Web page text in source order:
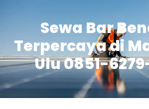
Sewa Bar
Terpercaya di
Ulu 0851-